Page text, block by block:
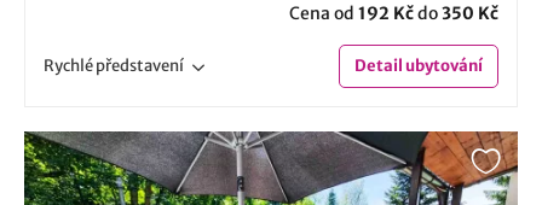
Cena od 192 Kčdo350 Kč
Rychlépředstavení Detailubytování